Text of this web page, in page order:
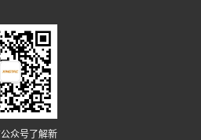
众号了解新